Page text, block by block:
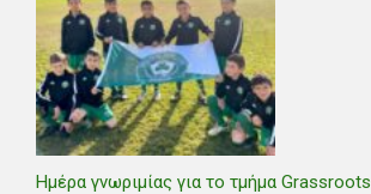
Ημέρα γνωριμίας για το τμήμα Grassroots